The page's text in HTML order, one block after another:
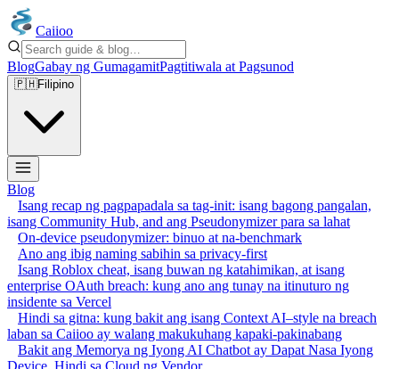
Caiioo
BlogGabay ng GumagamitPagtitiwala at Pagsunod
🇵🇭Filipino
Blog
Isang recap ng pagpapadala sa tag-init: isang bagong pangalan,
isang Community Hub, and ang Pseudonymizer para sa lahat
On-device pseudonymizer: binuo at na-benchmark
Ano ang ibig naming sabihin sa privacy-first
Isang Roblox cheat, isang buwan ng katahimikan, at isang
enterprise OAuth breach: kung ano ang tunay na itinuturo ng
insidente sa Vercel
Hindi sa gitna: kung bakit ang isang Context AI–style na breach
laban sa Caiioo ay walang makukuhang kapaki-pakinabang
Bakit ang Memorya ng Iyong AI Chatbot ay Dapat Nasa Iyong
Device, Hindi sa Cloud ng Vendor